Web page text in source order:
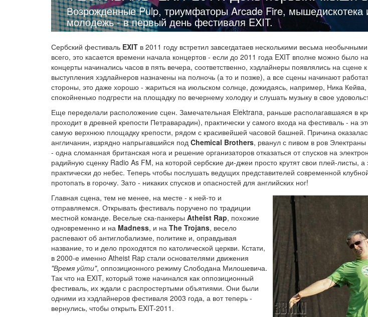
Возрожденные Pulp, триумфаторы Arcade Fire, мышедискотека
молодежь - в первый день фестиваля EXIT.
Сербский фестиваль EXIT в 2011 году встретил завсегдатаев несколькими весьма
всего, это касается времени начала концертов - если до 2011 года EXIT вполне можно было
концерты начинались часов в пять вечера, соответственно, хэдлайнеры появлялись на
выступления хэдлайнеров назначены на полночь (а то и позже), а все сцены начинают
стороны, это даже хорошо - жариться на июльском солнце, дожидаясь, например, Ника
спокойненько подгрести на площадку по вечернему холодку и слушать музыку в свое
Еще переделали расположение сцен. Замечательная Elektrana, раньше располагавшаяся в
проходит в древней крепости Петраварадин), практически у самого входа на фестиваль - на
самую верхнюю площадку крепости, рядом с красивейшей часовой башней. Причина
англичанин, изрядно напрыгавшийся под Chemical Brothers, рванул с пивом в ров
- одна сломанная британская нога и решение организаторов отказаться от спусков на
радийную сценку Radio As FM, на которой сербские ди-джеи просто крутят свои плей-листы,
практически до небес. Теперь чтобы послушать ведущих представителей современной
протопать в горочку. Зато - никаких спусков и опасностей для английских ног!
Главная сцена, тем не менее, на месте - к ней-то и
отправляемся. Открывать фестиваль поручено по традиции
местной команде. Веселые ска-панкеры Atheist Rap, похожие
одновременно и на Madness, и на The Trojans, весело
распевают об антиглобализме, политике и, оправдывая
название, то и дело проходятся по католической церкви. Кстати,
в 2000-е именно Atheist Rap стали основателями движения
"Время уйти", оппозиционного режиму Слободана Милошевича.
Так что на EXIT, который тоже начинался как оппозиционный
фестиваль, их ждали с распростертыми объятиями. Они были
одними из хэдлайнеров фестиваля 2003 года, а вот теперь -
вернулись, чтобы открыть EXIT-2011.